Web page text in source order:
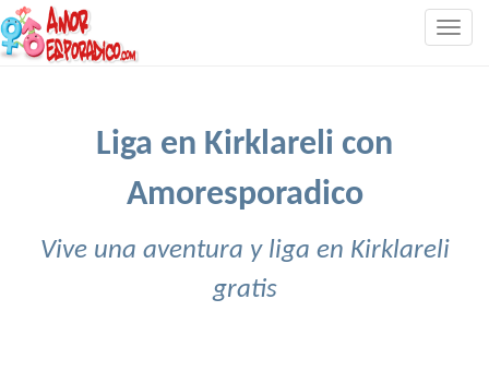
Liga en Kirklareli con
Amoresporadico
Vive una aventura y liga en Kirklareli
gratis